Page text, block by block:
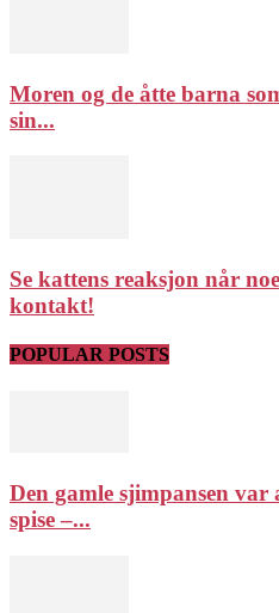
Moren og de åtte barna
sin...
Se kattens reaksjon når
kontakt!
POPULAR POSTS
Den gamle sjimpansen
spise –...